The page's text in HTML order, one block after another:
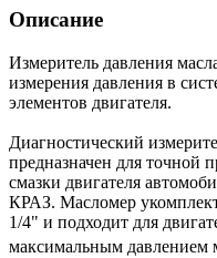
Описание
Измеритель давления
измерения давления в
элементов двигателя.
Диагностический
предназначен для точной
смазки двигателя
КРАЗ. Масломер
1/4" и подходит для
максимальным давлением